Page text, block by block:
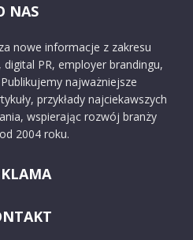
NAS
nowe informacje z zakresu
PR, employer brandingu,
najważniejsze
przykłady najciekawszych
wspierając rozwój branży
2004 roku.